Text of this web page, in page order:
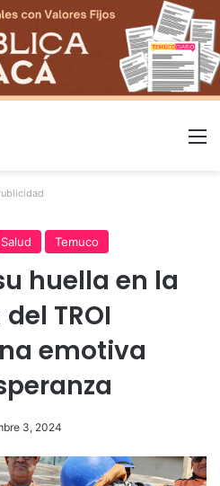
Salud Temuco
huella en la
TROI
emotiva
3, 2024